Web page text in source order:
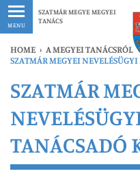
MENU
SZATMÁR MEGYE MEGYEI
TANÁCS
Legfrissebb
HOME › A MEGYEI TANÁCSRÓL ›
SZATMÁR MEGYEI
SZATMÁR
TANÁCSADÓ